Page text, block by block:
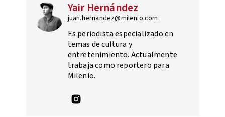
Yair Hernández
juan.hernandez@milenio.com
Es periodista especializado en
temas de cultura y
entretenimiento. Actualmente
trabaja como reportero para
Milenio.